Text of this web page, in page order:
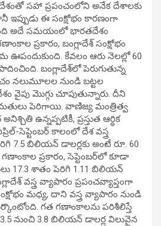
సహా ప్రపంచంలోని అనేక దేశాలకు
ఈ సంక్షోభం కారణంగా
అదే సమయంలో భారతదేశం
ప్రకారం, బంగ్లాదేశ్ సంక్షోభం
ఊపందుకుంది. కేవలం ఆరు నెలల్లో 60
బంగ్లాదేశ్‌లో పెరుగుతున్న
నలుమూలల నుండి బట్టల
వైపు మొగ్గు చూపుతున్నారు. దీని
పెరిగాయి. వాణిజ్య మంత్రిత్వ
ఉన్నప్పటికీ, ప్రస్తుత ఆర్థిక
సెప్టెంబర్ కాలంలో దేశ వస్త్ర
7.5 బిలియన్ డాలర్లకు అంటే రూ. 60
గణాంకాల ప్రకారం, సెప్టెంబర్‌లో కూడా
17.3 శాతం పెరిగి 1.11 బిలియన్
వస్త్ర వ్యాపారం ప్రపంచవ్యాప్తంగా
మధ్య, దాని వస్త్ర వ్యాపారం నుండి
గత గణాంకాలను పరిశీలిస్తే
నుంచి 3.8 బిలియన్ డాలర్ల విలువైన